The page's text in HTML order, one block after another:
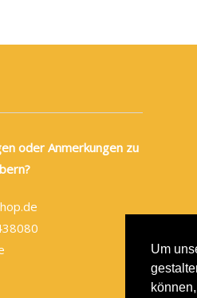
Um
oder Anmerkungen zu